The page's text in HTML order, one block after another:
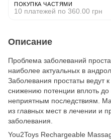
ПОКУПКА ЧАСТЯМИ
10 платежей по 360.00 грн
Описание
Проблема заболеваний
наиболее актуальных в
Заболевания простаты ведут
снижению потенции вплоть
неприятным последствиям.
из главных мест в лечении и
заболевания.
You2Toys Rechargeable